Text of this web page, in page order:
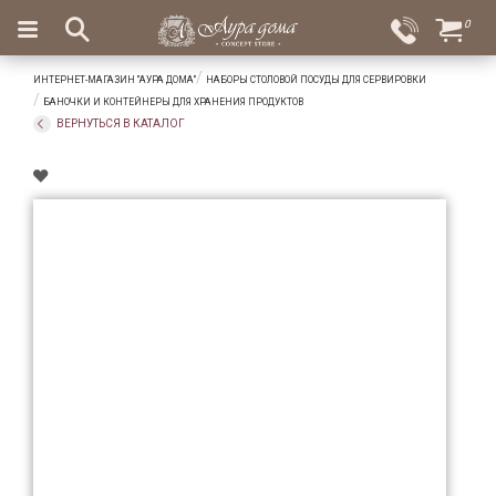
Вход
Избранное
×
Салоны
Доставка
Оплата
Ароматы
0
ИНТЕРНЕТ-МАГАЗИН "АУРА ДОМА"
НАБОРЫ СТОЛОВОЙ ПОСУДЫ ДЛЯ СЕРВИРОВКИ
БАНОЧКИ И КОНТЕЙНЕРЫ ДЛЯ ХРАНЕНИЯ ПРОДУКТОВ
ВЕРНУТЬСЯ В КАТАЛОГ